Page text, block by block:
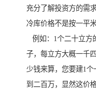
充分了解投资方的需
冷库价格不是按一平
例如：1个二十立方
子，每立方大概一千
少钱来算，您要建1
到二百万，显然这价